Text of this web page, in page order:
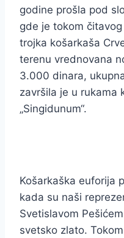
godine prošla pod
gde je tokom
trojka košarkaša
terenu vrednovana
3.000 dinara,
završila je u rukama
„Singidunum“.
Košarkaška euforija
kada su naši
Svetislavom
svetsko zlato.